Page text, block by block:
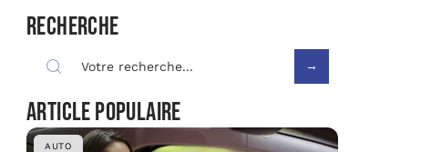
Recherche
Article populaire
AUTO